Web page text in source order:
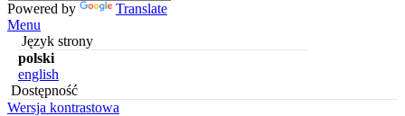
Powered by
Translate
Menu
Język strony
polski
english
Dostępność
Wersja kontrastowa